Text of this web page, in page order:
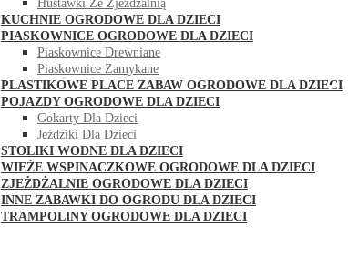
Huśtawki Ze Zjeżdżalnią
KUCHNIE OGRODOWE DLA DZIECI
PIASKOWNICE OGRODOWE DLA DZIECI
Piaskownice Drewniane
Piaskownice Zamykane
PLASTIKOWE PLACE ZABAW OGRODOWE DLA DZIECI
POJAZDY OGRODOWE DLA DZIECI
Gokarty Dla Dzieci
Jeździki Dla Dzieci
STOLIKI WODNE DLA DZIECI
WIEŻE WSPINACZKOWE OGRODOWE DLA DZIECI
ZJEŻDŻALNIE OGRODOWE DLA DZIECI
INNE ZABAWKI DO OGRODU DLA DZIECI
TRAMPOLINY OGRODOWE DLA DZIECI